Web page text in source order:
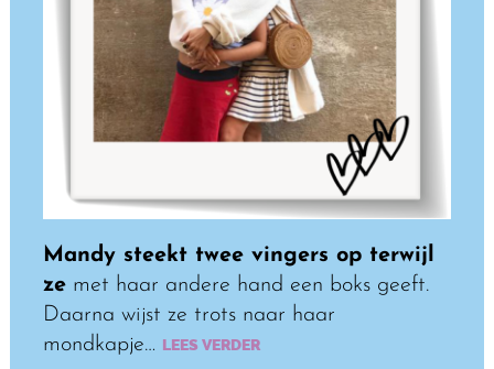
Mandy steekt twee vingers op terwijl
zemet haar andere hand een boks geeft.
Daarna wijst ze trots naar haar
mondkapje… LEES VERDER